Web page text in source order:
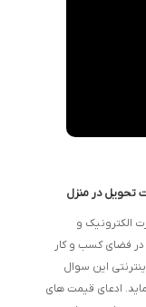
تحویل در منزل
الکترونیک و
فضای کسب و کار
این سوال
ادعای قیمت های